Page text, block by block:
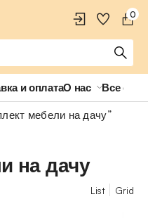
0
и оплатаО нас Все о
мебели на дачу”
на дачу
List Grid